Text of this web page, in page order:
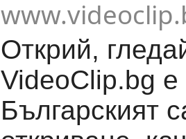
Открий,
VideoClip.bg е
Българският